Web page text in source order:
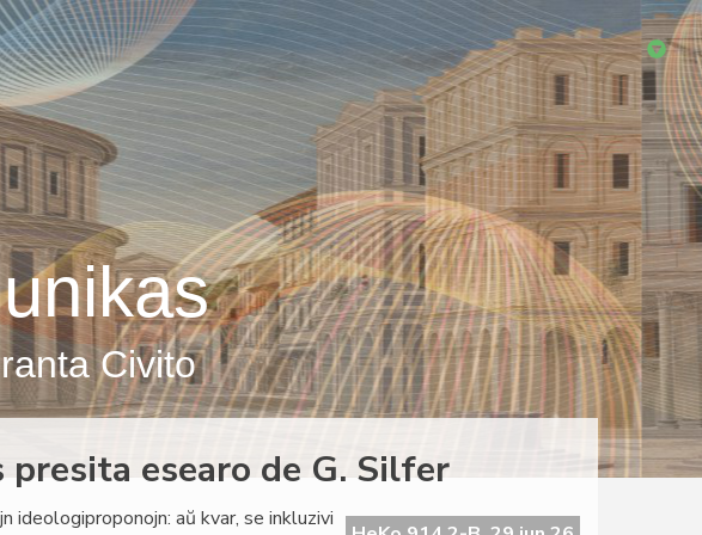
Civito
esearo de G. Silfer
ideologiproponojn: aŭ kvar, se inkluzivi